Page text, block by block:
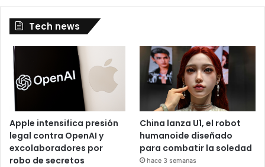
Tech news
Apple intensifica presión
legal contra OpenAI y
excolaboradores por
robo de secretos
China lanza U1, el robot
humanoide diseñado
para combatir la soledad
hace 3 semanas